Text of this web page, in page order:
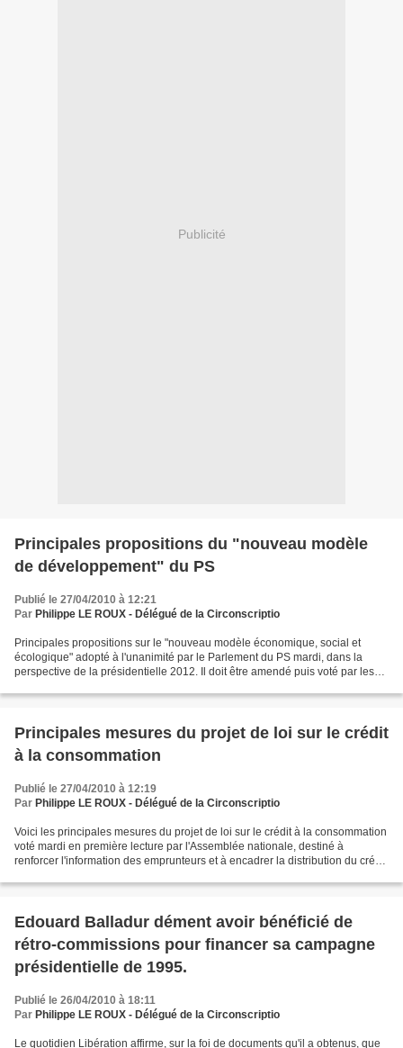
Publicité
Principales propositions du "nouveau modèle
de développement" du PS
Publié le 27/04/2010 à 12:21
Par Philippe LE ROUX - Délégué de la Circonscriptio
Principales propositions sur le "nouveau modèle économique, social et
écologique" adopté à l'unanimité par le Parlement du PS mardi, dans la
perspective de la présidentielle 2012. Il doit être amendé puis voté par les
Principales mesures du projet de loi sur le crédit
à la consommation
Publié le 27/04/2010 à 12:19
Par Philippe LE ROUX - Délégué de la Circonscriptio
Voici les principales mesures du projet de loi sur le crédit à la consommation
voté mardi en première lecture par l'Assemblée nationale, destiné à
renforcer l'information des emprunteurs et à encadrer la distribution du crédit
Edouard Balladur dément avoir bénéficié de
rétro-commissions pour financer sa campagne
présidentielle de 1995.
Publié le 26/04/2010 à 18:11
Par Philippe LE ROUX - Délégué de la Circonscriptio
Le quotidien Libération affirme, sur la foi de documents qu'il a obtenus, que